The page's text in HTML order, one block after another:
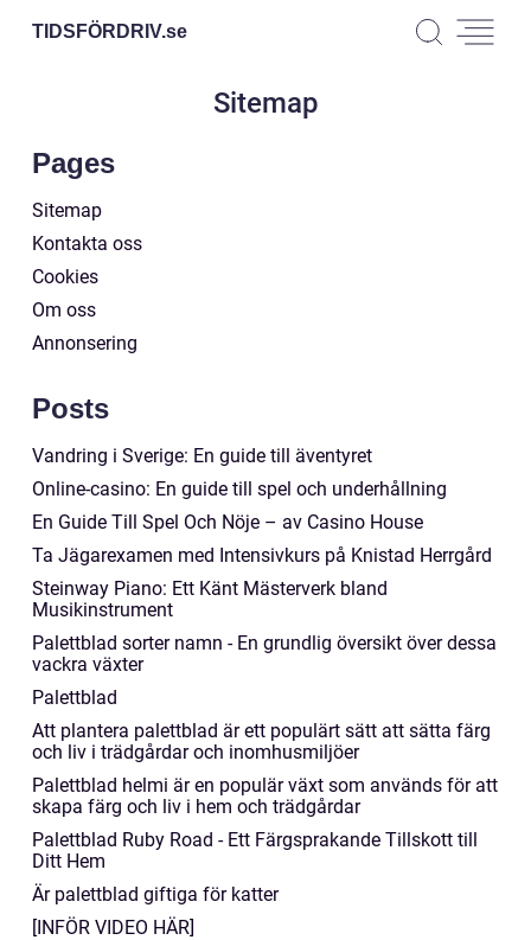
TIDSFÖRDRIV.se
Sitemap
Pages
Sitemap
Kontakta oss
Cookies
Om oss
Annonsering
Posts
Vandring i Sverige: En guide till äventyret
Online-casino: En guide till spel och underhållning
En Guide Till Spel Och Nöje – av Casino House
Ta Jägarexamen med Intensivkurs på Knistad Herrgård
Steinway Piano: Ett Känt Mästerverk bland
Musikinstrument
Palettblad sorter namn - En grundlig översikt över dessa
vackra växter
Palettblad
Att plantera palettblad är ett populärt sätt att sätta färg
och liv i trädgårdar och inomhusmiljöer
Palettblad helmi är en populär växt som används för att
skapa färg och liv i hem och trädgårdar
Palettblad Ruby Road - Ett Färgsprakande Tillskott till
Ditt Hem
Är palettblad giftiga för katter
[INFÖR VIDEO HÄR]